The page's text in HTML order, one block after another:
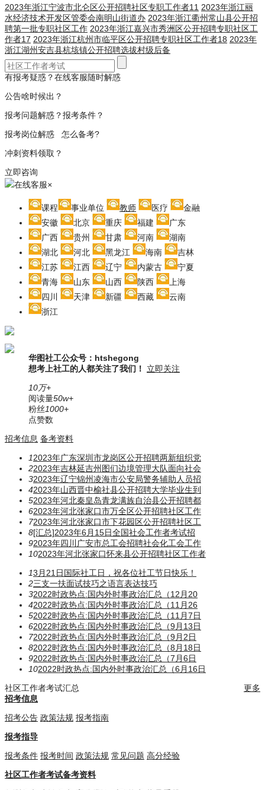
2023年浙江宁波市北仑区公开招聘社区专职工作者11 2023年浙江丽
水经济技术开发区管委会南明山街道办 2023年浙江衢州常山县公开招
聘第一批专职社区工作 2023年浙江嘉兴市秀洲区公开招聘专职社区工
作者17 2023年浙江杭州市临平区公开招聘专职社区工作者18 2023年
浙江湖州安吉县杭垓镇公开招聘选拔村级后备
有报考疑惑？在线客服随时解惑
公告啥时候出？
报考问题解惑？报考条件？
报考岗位解惑 怎么备考?
冲刺资料领取？
立即咨询
在线客服×
课程 事业单位 教师 医疗
金融
安徽
北京 重庆 福建
广东
广西
贵州 甘肃 河南
湖南
湖北
河北 黑龙江 海南
吉林
江苏
江西 辽宁 内蒙古
宁夏
青海
山东 山西 陕西
上海
四川
天津 新疆 西藏
云南
浙江
华图社工公众号：htshegong
想考上社工的人都关注了我们！
立即关注
10万+
阅读量50w+
粉丝1000+
点赞数
招考信息 备考资料
12023年广东深圳市龙岗区公开招聘两新组织党
22023年吉林延吉州图们边境管理大队面向社会
32023年辽宁锦州凌海市公安局警务辅助人员招
42023年山西晋中榆社县公开招聘大学毕业生到
52023年河北秦皇岛青龙满族自治县公开招聘都
62023年河北张家口市万全区公开招聘社区工作
72023年河北张家口市下花园区公开招聘社区工
8[汇总]2023年6月15日全国社会工作者考试招
92023年四川广安市总工会招聘社会化工会工作
102023年河北张家口怀来县公开招聘社区工作者
13月21日国际社工日，祝各位社工节日快乐！
2三支一扶面试技巧之语言表达技巧
32022时政热点:国内外时事政治汇总（12月20
42022时政热点:国内外时事政治汇总（11月26
52022时政热点:国内外时事政治汇总（11月7日
62022时政热点:国内外时事政治汇总（9月13日
72022时政热点:国内外时事政治汇总（9月2日
82022时政热点:国内外时事政治汇总（8月18日
92022时政热点:国内外时事政治汇总（7月6日
102022时政热点:国内外时事政治汇总（6月16日
社区工作者考试汇总
更多
招考信息
招考公告 政策法规 报考指南
报考指导
报考条件 报考时间 政策法规 常见问题 高分经验
社区工作者考试备考资料